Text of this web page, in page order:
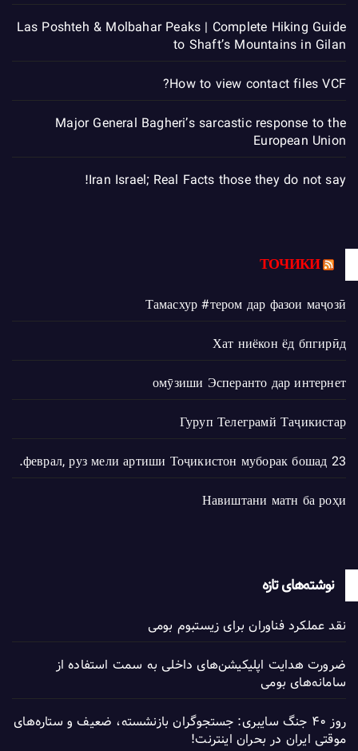
Las Poshteh & Molbahar Peaks | Complete Hiking Guide
to Shaft’s Mountains in Gilan
How to view contact files VCF?
Major General Bagheri’s sarcastic response to the
European Union
Iran Israel; Real Facts those they do not say!
ТОЧИКИ
Тамасхур #тером дар фазои маҷозӣ
Хат ниёкон ёд бпгирӣд
омӯзиши Эсперанто дар интернет
Гуруп Телеграмй Таҷикистар
23 феврал, руз мели артиши Тоҷикистон муборак бошад.
Навиштани матн ба роҳи
نوشته‌های تازه
نقد عملکرد فناوران برای زیستبوم بومی
ضرورت هدایت اپلیکیشن‌های داخلی به سمت استفاده از
سامانه‌های بومی
روز ۴۰ جنگ سایبری: جستجوگران بازنشسته، ضعیف و ستاره‌های
موقتی ایران در بحران اینترنت!